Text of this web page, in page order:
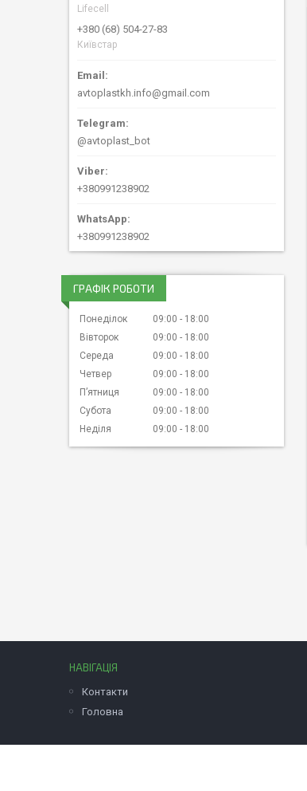
Lifecell
+380 (68) 504-27-83
Київстар
avtoplastkh.info@gmail.com
@avtoplast_bot
+380991238902
+380991238902
ГРАФІК РОБОТИ
Понеділок 09:00
18:00
Вівторок
09:00
18:00
Середа
09:00
18:00
Четвер
09:00
18:00
Пʼятниця
09:00
18:00
Субота
09:00
18:00
Неділя
09:00 18:00
НАВІГАЦІЯ
Контакти
Головна